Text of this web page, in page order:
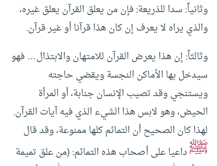
وثانياً: سدا للذريعة: فإن من يعلق القرآن يعلق غيره،
والذي يراه لا يعرف إن كان هذا قرآنا أو غير قرآن.
وثالثاً: إن هذا يعرض القرآن للامتهان والابتذال… فهو
سيدخل بها الأماكن النجسة ويقضي حاجته
ويستنجي وقد تصيب الإنسان جنابة، أو المرأة
الحيض، وهو لابس هذا الشيء الذي فيه آيات القرآن.
لهذا كان الصحيح أن التمائم كلها ممنوعة، وقد قال
ﷺداعيا على أصحاب هذه التمائم: (من علق تميمة